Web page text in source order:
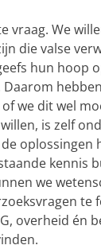
vraag. We
die valse
hun hoop
we dit wel
is zelf
oplossingen
kennis
we
te
overheid én